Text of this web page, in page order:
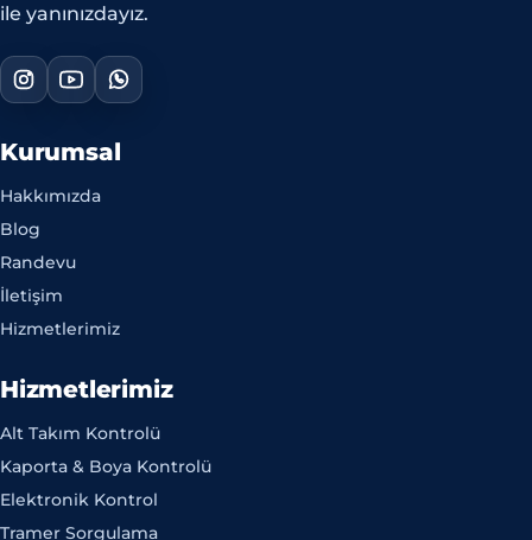
ile yanınızdayız.
Kurumsal
Hakkımızda
Blog
Randevu
İletişim
Hizmetlerimiz
Hizmetlerimiz
Alt Takım Kontrolü
Kaporta & Boya Kontrolü
Elektronik Kontrol
Tramer Sorgulama